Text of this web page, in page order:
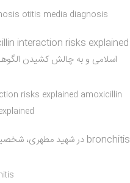
otitis media diagnosis
interaction risks explained
اسلامی و به چالش کشیدن
risks explained amoxicillin
bronchitis درشهید مطهری،